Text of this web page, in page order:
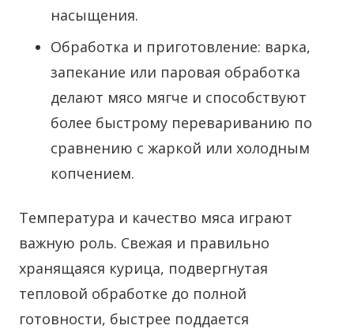
насыщения.
Обработка и приготовление: варка,
запекание или паровая обработка
делают мясо мягче и способствуют
более быстрому перевариванию по
сравнению с жаркой или холодным
копчением.
Температура и качество мяса играют
важную роль. Свежая и правильно
хранящаяся курица, подвергнутая
тепловой обработке до полной
готовности, быстрее поддается